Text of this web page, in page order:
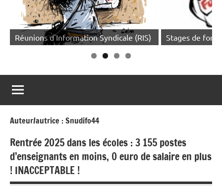
(RIS) Stages de formation syndicale
Auteur/autrice :Snudifo44
Rentrée 2025 dans les écoles : 3 155 postes
d’enseignants en moins, 0 euro de salaire en plus
! INACCEPTABLE !